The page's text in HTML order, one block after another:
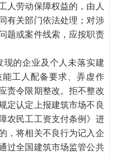
人劳动保障权益的，由人
有关部门依法处理；对涉
题或案件线索，应按职责
现的企业及个人未落实建
工人配备要求、弄虚作
责令限期整改。拒不整改
定认定上报建筑市场不良
农民工工资支付条例》进
，将相关不良行为记入企
过全国建筑市场监管公共